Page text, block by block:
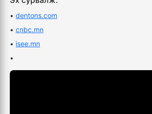
• dentons.com
• cnbc.mn
• isee.mn
•